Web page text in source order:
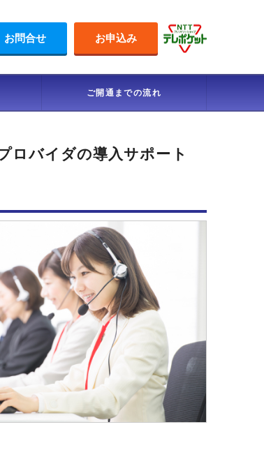
ー
お問合せ お申込み
ご開通までの流れ
ロバイダの導入サポート